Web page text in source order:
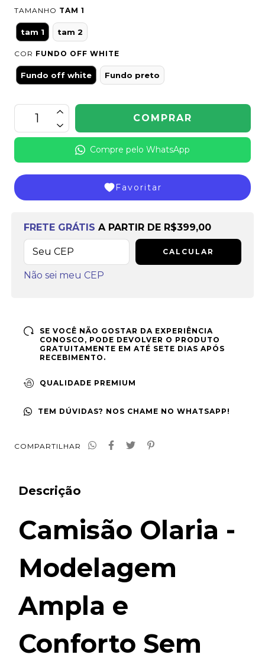
TAMANHO TAM 1
tam 1 tam 2
COR FUNDO OFF WHITE
Fundo off white Fundo preto
Compre pelo WhatsApp
Favoritar
Frete grátisa partir deR$399,00
FRETE GRÁTIS A PARTIR DE R$399,00
CALCULAR
Não sei meu CEP
SE VOCÊ NÃO GOSTAR DA EXPERIÊNCIA
CONOSCO, PODE DEVOLVER O PRODUTO
GRATUITAMENTE EM ATÉ SETE DIAS APÓS
RECEBIMENTO.
QUALIDADE PREMIUM
TEM DÚVIDAS? NOS CHAME NO WHATSAPP!
COMPARTILHAR
Descrição
Camisão Olaria -
Modelagem
Ampla e
Conforto Sem